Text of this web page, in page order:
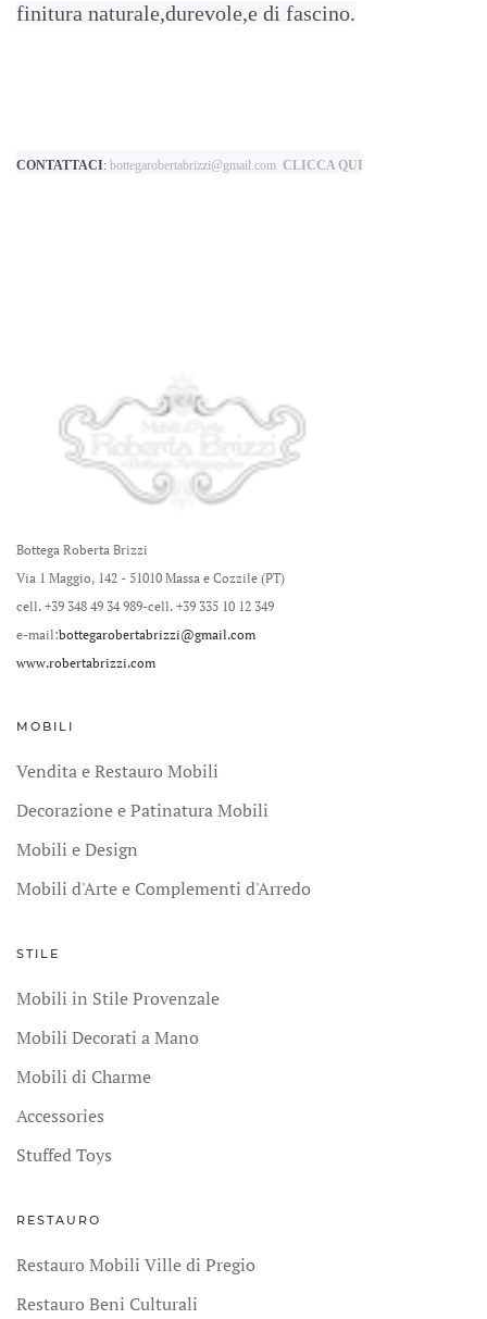
finitura naturale,durevole,e di fascino.
CONTATTACI: bottegarobertabrizzi@gmail.com CLICCA QUI
Bottega Roberta Brizzi
Via 1 Maggio, 142 - 51010 Massa e Cozzile (PT)
cell. +39 348 49 34 989-cell. +39 335 10 12 349
e-mail:bottegarobertabrizzi@gmail.com
www.robertabrizzi.com
MOBILI
Vendita e Restauro Mobili
Decorazione e Patinatura Mobili
Mobili e Design
Mobili d'Arte e Complementi d'Arredo
STILE
Mobili in Stile Provenzale
Mobili Decorati a Mano
Mobili di Charme
Accessories
Stuffed Toys
RESTAURO
Restauro Mobili Ville di Pregio
Restauro Beni Culturali